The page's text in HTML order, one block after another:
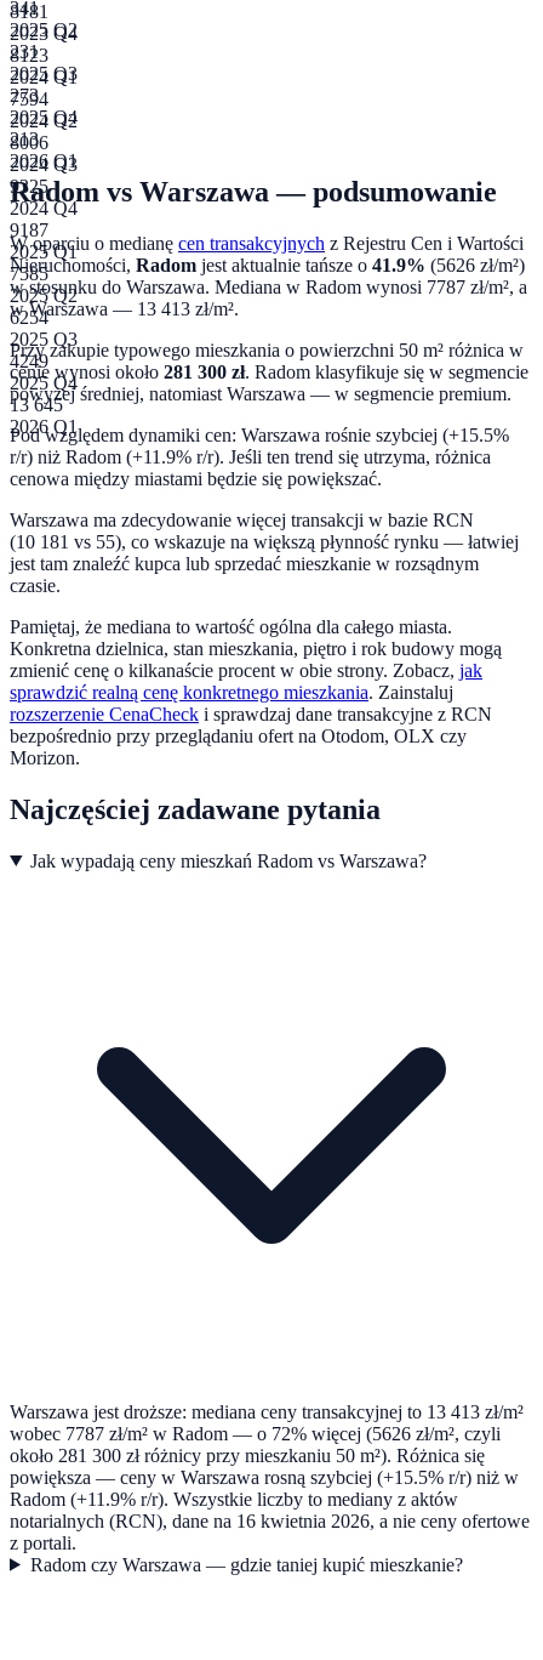
341
2025 Q2
231
2025 Q3
273
2025 Q4
213
2026 Q1
8181
2023 Q4
8123
2024 Q1
7594
2024 Q2
8006
2024 Q3
9325
2024 Q4
9187
2025 Q1
7585
2025 Q2
6254
2025 Q3
4249
2025 Q4
13 645
2026 Q1
Radom vs Warszawa — podsumowanie
W oparciu o medianę cen transakcyjnych z Rejestru Cen i Wartości
Nieruchomości, Radom jest aktualnie tańsze o 41.9% (5626 zł/m²)
w stosunku do Warszawa. Mediana w Radom wynosi 7787 zł/m², a
wWarszawa — 13 413 zł/m².
Przy zakupie typowego mieszkania o powierzchni 50 m² różnica w
cenie wynosi około 281 300 zł. Radom klasyfikuje się w segmencie
powyżej średniej, natomiast Warszawa — w segmencie premium.
Pod względem dynamiki cen: Warszawa rośnie szybciej (+15.5%
r/r) niż Radom (+11.9% r/r). Jeśli ten trend się utrzyma, różnica
cenowa między miastami będzie się powiększać.
Warszawa ma zdecydowanie więcej transakcji w bazie RCN
(10 181 vs 55), co wskazuje na większą płynność rynku — łatwiej
jest tam znaleźć kupca lub sprzedać mieszkanie w rozsądnym
czasie.
Pamiętaj, że mediana to wartość ogólna dla całego miasta.
Konkretna dzielnica, stan mieszkania, piętro i rok budowy mogą
zmienić cenę o kilkanaście procent w obie strony. Zobacz, jak
sprawdzić realną cenę konkretnego mieszkania. Zainstaluj
rozszerzenie CenaCheck i sprawdzaj dane transakcyjne z RCN
bezpośrednio przy przeglądaniu ofert na Otodom, OLX czy
Morizon.
Najczęściej zadawane pytania
Jak wypadają ceny mieszkań Radom vs Warszawa?
Warszawa jest droższe: mediana ceny transakcyjnej to 13 413 zł/m²
wobec 7787 zł/m² w Radom — o 72% więcej (5626 zł/m², czyli
około 281 300 zł różnicy przy mieszkaniu 50 m²). Różnica się
powiększa — ceny w Warszawa rosną szybciej (+15.5% r/r) niż w
Radom (+11.9% r/r). Wszystkie liczby to mediany z aktów
notarialnych (RCN), dane na 16 kwietnia 2026, a nie ceny ofertowe
z portali.
Radom czy Warszawa — gdzie taniej kupić mieszkanie?